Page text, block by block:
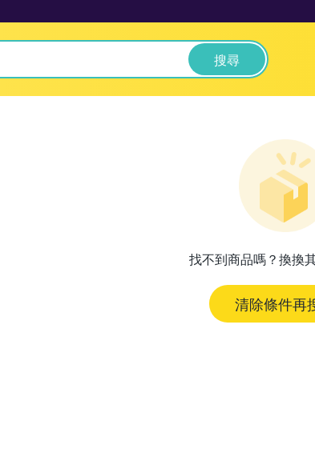
搜尋
找不到商品嗎？換換
清除條件再